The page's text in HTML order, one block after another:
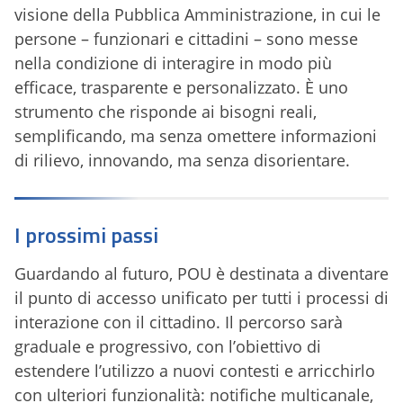
visione della Pubblica Amministrazione, in cui le
persone – funzionari e cittadini – sono messe
nella condizione di interagire in modo più
efficace, trasparente e personalizzato. È uno
strumento che risponde ai bisogni reali,
semplificando, ma senza omettere informazioni
di rilievo, innovando, ma senza disorientare.
I prossimi passi
Guardando al futuro, POU è destinata a diventare
il punto di accesso unificato per tutti i processi di
interazione con il cittadino. Il percorso sarà
graduale e progressivo, con l’obiettivo di
estendere l’utilizzo a nuovi contesti e arricchirlo
con ulteriori funzionalità: notifiche multicanale,